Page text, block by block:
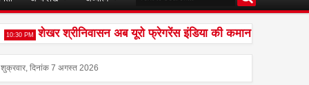
PM शेखर श्रीनिवासन अब यूरो फ्रेगरेंस इंडिया की कमान संभालेंगे
शुक्रवार, दिनांक 7 अगस्त 2026